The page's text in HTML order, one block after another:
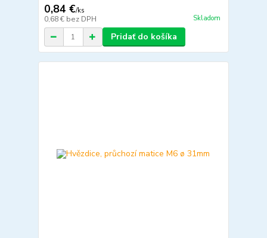
0,84 €/ks
0,68 € bez DPH Skladom
Pridať do košíka